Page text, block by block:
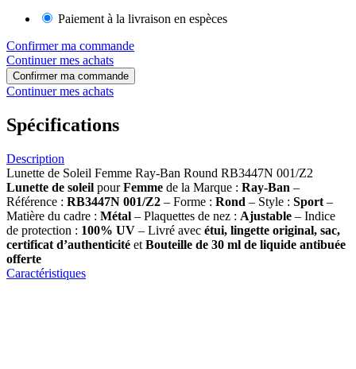
Paiement à la livraison en espèces
Confirmer ma commande
Continuer mes achats
Confirmer ma commande
Continuer mes achats
Spécifications
Description
Lunette de Soleil Femme Ray-Ban Round RB3447N 001/Z2
Lunette de soleil pourFemme de la Marque : Ray-Ban –
Référence : RB3447N 001/Z2 – Forme : Rond – Style : Sport –
Matière du cadre : Métal – Plaquettes de nez : Ajustable – Indice
de protection : 100% UV – Livré avec étui, lingette original, sac,
certificat d’authenticité et Bouteille de 30 ml de liquide antibuée
offerte
Caractéristiques